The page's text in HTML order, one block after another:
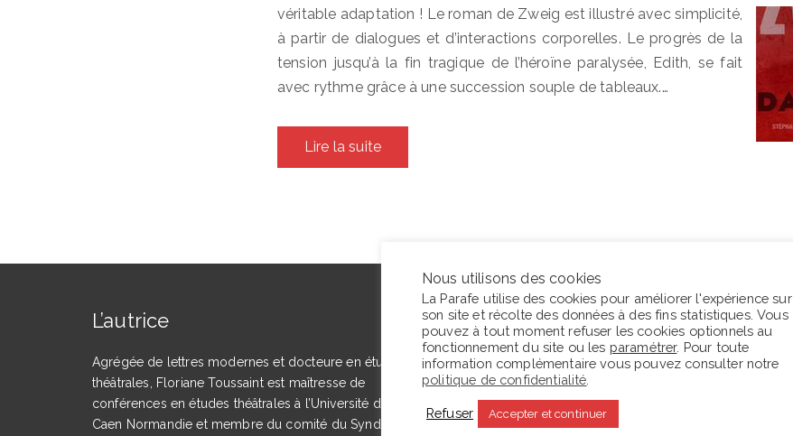
véritable adaptation ! Le roman de Zweig est illustré avec simplicité,
à partir de dialogues et d’interactions corporelles. Le progrès de la
tension jusqu’à la fin tragique de l’héroïne paralysée, Edith, se fait
avec rythme grâce à une succession souple de tableaux.…
Lire la suite
L’autrice
Agrégée de lettres modernes et docteure en études
théâtrales, Floriane Toussaint est maîtresse de
conférences en études théâtrales à l’Université de
Caen Normandie et membre du comité du Syndicat
En ce moment La Parafe lit :
Nous utilisons des cookies
La Parafe utilise des cookies pour améliorer l'expérience sur
son site et récolte des données à des fins statistiques. Vous
pouvez à tout moment refuser les cookies optionnels au
fonctionnement du site ou les paramétrer. Pour toute
information complémentaire vous pouvez consulter notre
politique de confidentialité
Refuser Accepter et continuer